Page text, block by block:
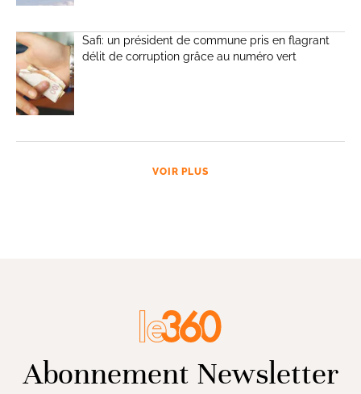
Safi: un président de commune pris en flagrant
délit de corruption grâce au numéro vert
VOIR PLUS
Abonnement Newsletter